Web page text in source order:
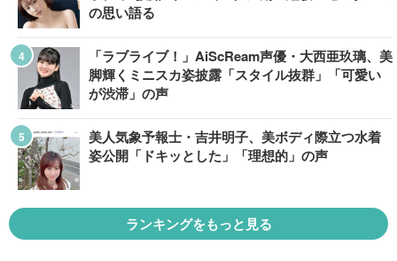
の思い語る
「ラブライブ！」AiScReam声優・大西亜玖璃、美
脚輝くミニスカ姿披露「スタイル抜群」「可愛い
が渋滞」の声
美人気象予報士・吉井明子、美ボディ際立つ水着
姿公開「ドキッとした」「理想的」の声
ランキングをもっと見る